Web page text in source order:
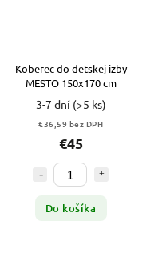
Koberec do detskej izby
MESTO 150x170 cm
3-7 dní (>5 ks)
€36,59 bez DPH
€45
Do košíka